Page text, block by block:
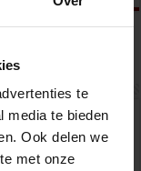
te
media te bieden
Ook delen we
met onze